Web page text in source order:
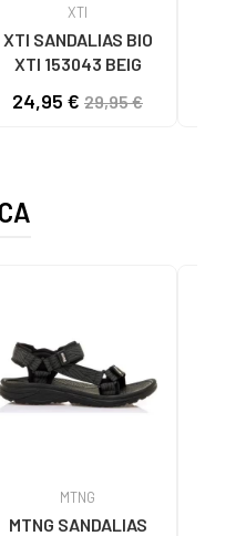
XTI
XTI SANDALIAS BIO
XTI 153043 BEIG
24,95 € 29,95 €
MTNG
MTNG SANDALIAS